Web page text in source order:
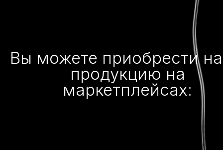
Вы можете приобрести
продукцию на
маркетплейсах: